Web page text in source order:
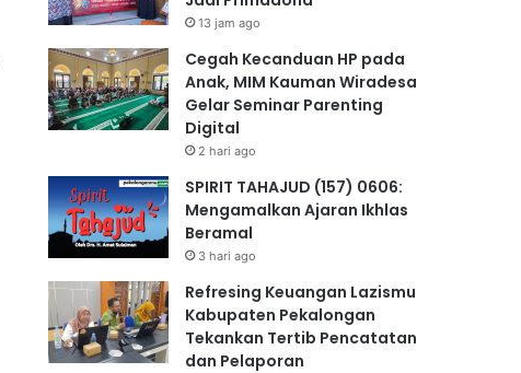
13 jam ago
Cegah Kecanduan HP pada
Anak, MIM Kauman Wiradesa
Gelar Seminar Parenting
Digital
2 hari ago
SPIRIT TAHAJUD (157) 0606:
Mengamalkan Ajaran Ikhlas
Beramal
3 hari ago
Refresing Keuangan Lazismu
Kabupaten Pekalongan
Tekankan Tertib Pencatatan
dan Pelaporan